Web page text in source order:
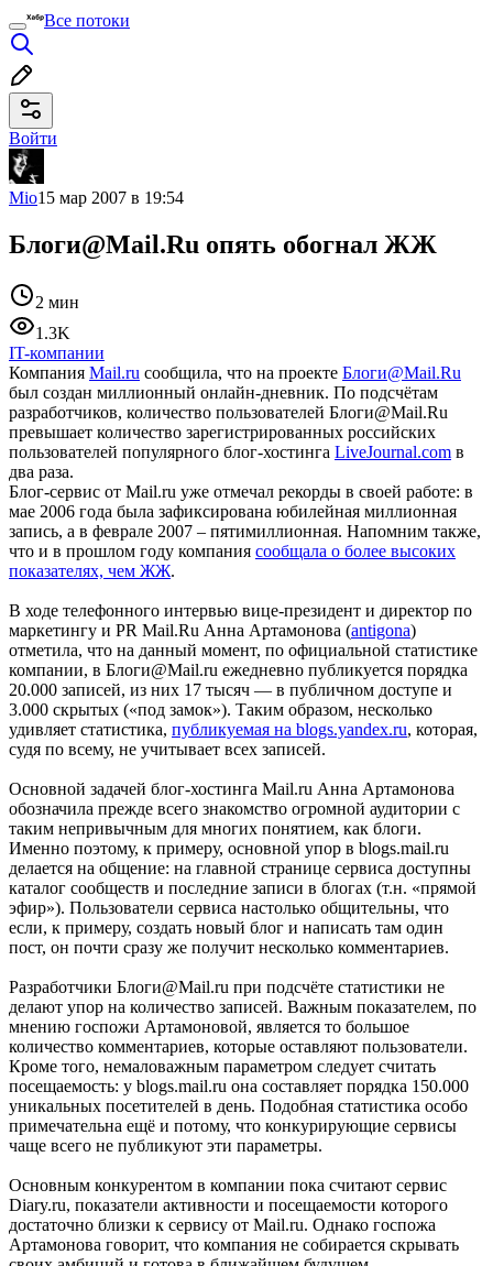
Все потоки
Войти
Mio15 мар 2007 в 19:54
Блоги@Mail.Ru опять обогнал ЖЖ
2 мин
1.3K
IT-компании
Компания Mail.ru сообщила, что на проекте Блоги@Mail.Ru
был создан миллионный онлайн-дневник. По подсчётам
разработчиков, количество пользователей Блоги@Mail.Ru
превышает количество зарегистрированных российских
пользователей популярного блог-хостинга LiveJournal.com в
два раза.
Блог-сервис от Mail.ru уже отмечал рекорды в своей работе: в
мае 2006 года была зафиксирована юбилейная миллионная
запись, а в феврале 2007 – пятимиллионная. Напомним также,
что и в прошлом году компания сообщала о более высоких
показателях, чем ЖЖ.
В ходе телефонного интервью вице-президент и директор по
маркетингу и PR Mail.Ru Анна Артамонова (antigona)
отметила, что на данный момент, по официальной статистике
компании, в Блоги@Mail.ru ежедневно публикуется порядка
20.000 записей, из них 17 тысяч — в публичном доступе и
3.000 скрытых («под замок»). Таким образом, несколько
удивляет статистика, публикуемая на blogs.yandex.ru, которая,
судя по всему, не учитывает всех записей.
Основной задачей блог-хостинга Mail.ru Анна Артамонова
обозначила прежде всего знакомство огромной аудитории с
таким непривычным для многих понятием, как блоги.
Именно поэтому, к примеру, основной упор в blogs.mail.ru
делается на общение: на главной странице сервиса доступны
каталог сообществ и последние записи в блогах (т.н. «прямой
эфир»). Пользователи сервиса настолько общительны, что
если, к примеру, создать новый блог и написать там один
пост, он почти сразу же получит несколько комментариев.
Разработчики Блоги@Mail.ru при подсчёте статистики не
делают упор на количество записей. Важным показателем, по
мнению госпожи Артамоновой, является то большое
количество комментариев, которые оставляют пользователи.
Кроме того, немаловажным параметром следует считать
посещаемость: у blogs.mail.ru она составляет порядка 150.000
уникальных посетителей в день. Подобная статистика особо
примечательна ещё и потому, что конкурирующие сервисы
чаще всего не публикуют эти параметры.
Основным конкурентом в компании пока считают сервис
Diary.ru, показатели активности и посещаемости которого
достаточно близки к сервису от Mail.ru. Однако госпожа
Артамонова говорит, что компания не собирается скрывать